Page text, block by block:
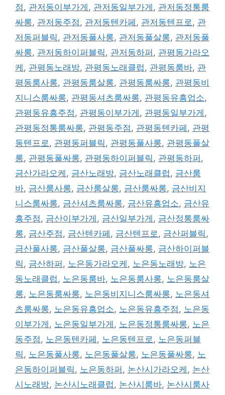
점 , 관저동이부가게 , 관저동일부가게 , 관저동정통룸
싸롱, 관저동주점 , 관저동텐카페 , 관저동텐프로 , 관
저동퍼블릭 , 관저동풀사롱, 관저동풀살롱, 관저동풀
싸롱, 관저동하이퍼블릭 , 관저동하퍼 , 관평동가라오
케 , 관평동노래방, 관평동노래클럽 , 관평동룸바, 관
평동룸사롱, 관평동룸살롱, 관평동룸싸롱, 관평동비
지니스룸싸롱, 관평동셔츠룸싸롱, 관평동유흥업소,
관평동유흥주점 , 관평동이부가게 , 관평동일부가게 ,
관평동정통룸싸롱, 관평동주점 , 관평동텐카페 , 관평
동텐프로 , 관평동퍼블릭 , 관평동풀사롱, 관평동풀살
롱, 관평동풀싸롱, 관평동하이퍼블릭 , 관평동하퍼 ,
금산가라오케 , 금산노래방, 금산노래클럽 , 금산룸
바, 금산룸사롱, 금산룸살롱, 금산룸싸롱, 금산비지
니스룸싸롱, 금산셔츠룸싸롱, 금산유흥업소, 금산유
흥주점 , 금산이부가게 , 금산일부가게 , 금산정통룸싸
롱, 금산주점 , 금산텐카페 , 금산텐프로 , 금산퍼블릭 ,
금산풀사롱, 금산풀살롱, 금산풀싸롱, 금산하이퍼블
릭 , 금산하퍼 , 노은동가라오케 , 노은동노래방, 노은
동노래클럽 , 노은동룸바, 노은동룸사롱, 노은동룸살
롱, 노은동룸싸롱, 노은동비지니스룸싸롱, 노은동셔
츠룸싸롱, 노은동유흥업소, 노은동유흥주점 , 노은동
이부가게 , 노은동일부가게 , 노은동정통룸싸롱, 노은
동주점 , 노은동텐카페 , 노은동텐프로 , 노은동퍼블
릭 , 노은동풀사롱, 노은동풀살롱, 노은동풀싸롱, 노
은동하이퍼블릭 , 노은동하퍼 , 논산시가라오케 , 논산
시노래방, 논산시노래클럽 , 논산시룸바, 논산시룸사